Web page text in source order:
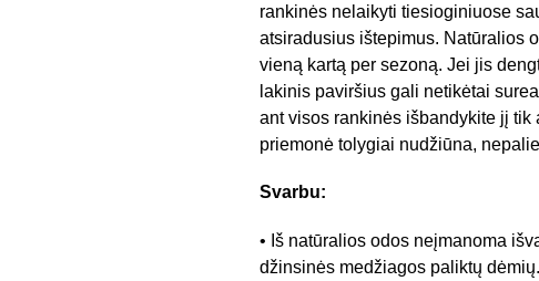
rankinės nelaikyti tiesioginiuose
atsiradusius ištepimus. Natūralios
vieną kartą per sezoną. Jei jis
lakinis paviršius gali netikėtai
ant visos rankinės išbandykite jį tik
priemonė tolygiai nudžiūna,
Svarbu:
• Iš natūralios odos neįmanoma
džinsinės medžiagos paliktų dėmių.